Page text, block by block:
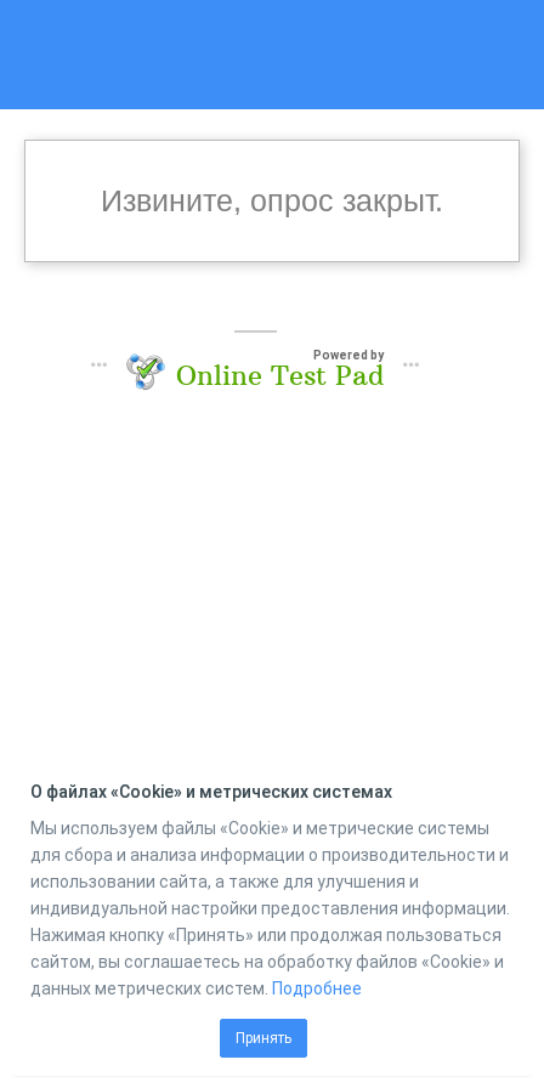
Извините, опрос закрыт.
Powered by
Online Test Pad
О файлах «Cookie» и метрических системах
Мы используем файлы «Cookie» и метрические системы
для сбора и анализа информации о производительности и
использовании сайта, а также для улучшения и
индивидуальной настройки предоставления информации.
Нажимая кнопку «Принять» или продолжая пользоваться
сайтом, вы соглашаетесь на обработку файлов «Cookie» и
данных метрических систем. Подробнее
Принять